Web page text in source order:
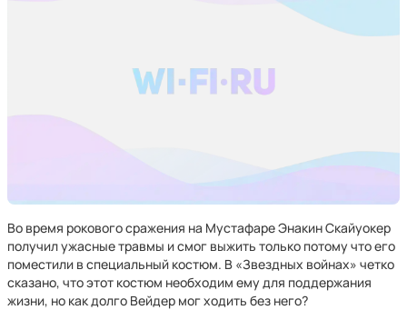
Во время рокового сражения на Мустафаре Энакин Скайуокер
получил ужасные травмы и смог выжить только потому что его
поместили в специальный костюм. В «Звездных войнах» четко
сказано, что этот костюм необходим ему для поддержания
жизни, но как долго Вейдер мог ходить без него?